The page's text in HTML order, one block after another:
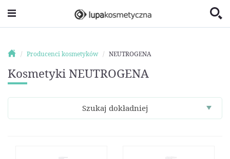
Producenci kosmetyków NEUTROGENA
Kosmetyki NEUTROGENA
Szukaj dokładniej